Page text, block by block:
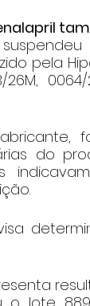
pela
0064/
do